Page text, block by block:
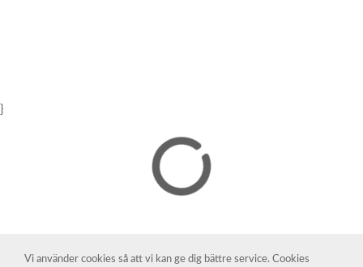
}
Vi använder cookies så att vi kan ge dig bättre service. Cookies